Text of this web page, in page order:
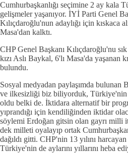
Cumhurbaşkanlığı seçimine 2 ay kala
gelişmeler yaşanıyor. İYİ Parti Genel
Kılıçdaroğlu'nun adaylığı için kıskaca
Masa'dan kalktı.
CHP Genel Başkanı Kılıçdaroğlu'nu
kızı Aslı Baykal, 6'lı Masa'da yaşanan
bulundu.
Sosyal medyadan paylaşımda
ve ilkesizliği biz biliyorduk, Türkiye'nin
oldu belki de. İktidara alternatif bir
yıprandığı için kendiliğinden iktidar
söylemi Erdoğan gitsin olan gayrı milli
dek milleti oyalayıp ortak
dağıldı gitti. CHP'nin 13 yılını
Türkiye'nin de aylarını yıllarını heba